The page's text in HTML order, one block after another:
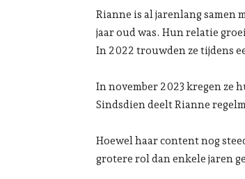
Rianne is al jarenlang samen
jaar oud was. Hun relatie
In 2022 trouwden ze tijdens
In november 2023 kregen ze
Sindsdien deelt Rianne
Hoewel haar content nog
grotere rol dan enkele jaren